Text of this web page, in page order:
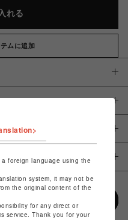
れる
ムに追加
foreign language using the
system, it may not be
the original content of the
for any direct or
service. Thank you for your